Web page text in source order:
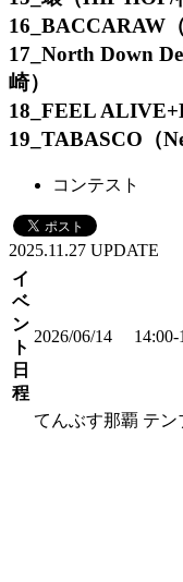
16_BACCARAW
17_North Down
崎）
18_FEEL
19_TABASCO（
コンテスト
2025.11.27 UPDATE
イ
ベ
ン
ト
日
程
2026/06/14 14:00-
てんぶす那覇 テン